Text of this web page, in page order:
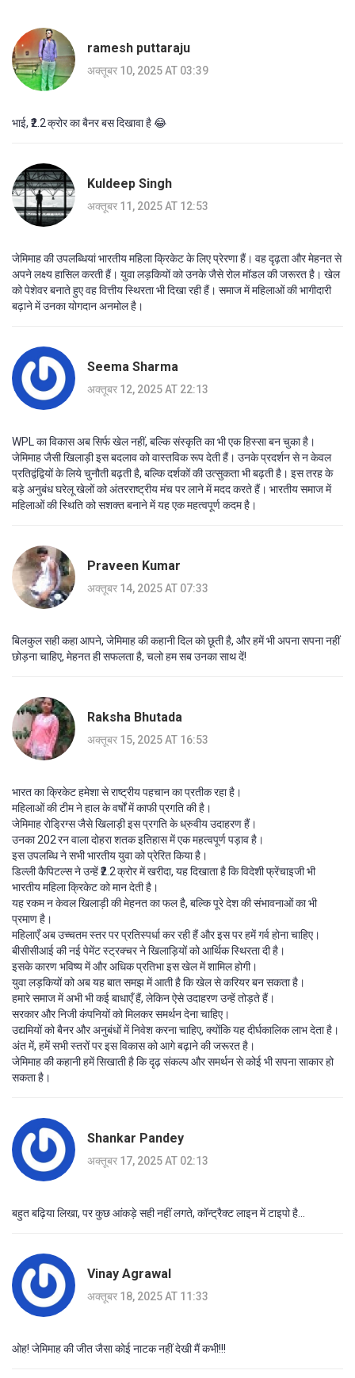
ramesh puttaraju
अक्तूबर 10, 2025 AT 03:39
भाई, ₹2.2 क्रोर का बैनर बस दिखावा है 😂
Kuldeep Singh
अक्तूबर 11, 2025 AT 12:53
जेमिमाह की उपलब्धियां भारतीय महिला क्रिकेट के लिए प्रेरणा हैं। वह दृढ़ता और मेहनत से
अपने लक्ष्य हासिल करती हैं। युवा लड़कियों को उनके जैसे रोल मॉडल की जरूरत है। खेल
को पेशेवर बनाते हुए वह वित्तीय स्थिरता भी दिखा रही हैं। समाज में महिलाओं की भागीदारी
बढ़ाने में उनका योगदान अनमोल है।
Seema Sharma
अक्तूबर 12, 2025 AT 22:13
WPL का विकास अब सिर्फ खेल नहीं, बल्कि संस्कृति का भी एक हिस्सा बन चुका है।
जेमिमाह जैसी खिलाड़ी इस बदलाव को वास्तविक रूप देती हैं। उनके प्रदर्शन से न केवल
प्रतिद्वंद्वियों के लिये चुनौती बढ़ती है, बल्कि दर्शकों की उत्सुकता भी बढ़ती है। इस तरह के
बड़े अनुबंध घरेलू खेलों को अंतरराष्ट्रीय मंच पर लाने में मदद करते हैं। भारतीय समाज में
महिलाओं की स्थिति को सशक्त बनाने में यह एक महत्वपूर्ण कदम है।
Praveen Kumar
अक्तूबर 14, 2025 AT 07:33
बिलकुल सही कहा आपने, जेमिमाह की कहानी दिल को छूती है, और हमें भी अपना सपना नहीं
छोड़ना चाहिए, मेहनत ही सफलता है, चलो हम सब उनका साथ दें!
Raksha Bhutada
अक्तूबर 15, 2025 AT 16:53
भारत का क्रिकेट हमेशा से राष्ट्रीय पहचान का प्रतीक रहा है।
महिलाओं की टीम ने हाल के वर्षों में काफी प्रगति की है।
जेमिमाह रोड्रिग्स जैसे खिलाड़ी इस प्रगति के ध्रुवीय उदाहरण हैं।
उनका 202 रन वाला दोहरा शतक इतिहास में एक महत्वपूर्ण पड़ाव है।
इस उपलब्धि ने सभी भारतीय युवा को प्रेरित किया है।
डिल्ली कैपिटल्स ने उन्हें ₹2.2 क्रोर में खरीदा, यह दिखाता है कि विदेशी फ्रेंचाइजी भी
भारतीय महिला क्रिकेट को मान देती है।
यह रकम न केवल खिलाड़ी की मेहनत का फल है, बल्कि पूरे देश की संभावनाओं का भी
प्रमाण है।
महिलाएँ अब उच्चतम स्तर पर प्रतिस्पर्धा कर रही हैं और इस पर हमें गर्व होना चाहिए।
बीसीसीआई की नई पेमेंट स्ट्रक्चर ने खिलाड़ियों को आर्थिक स्थिरता दी है।
इसके कारण भविष्य में और अधिक प्रतिभा इस खेल में शामिल होगी।
युवा लड़कियों को अब यह बात समझ में आती है कि खेल से करियर बन सकता है।
हमारे समाज में अभी भी कई बाधाएँ हैं, लेकिन ऐसे उदाहरण उन्हें तोड़ते हैं।
सरकार और निजी कंपनियों को मिलकर समर्थन देना चाहिए।
उद्यमियों को बैनर और अनुबंधों में निवेश करना चाहिए, क्योंकि यह दीर्घकालिक लाभ देता है।
अंत में, हमें सभी स्तरों पर इस विकास को आगे बढ़ाने की जरूरत है।
जेमिमाह की कहानी हमें सिखाती है कि दृढ़ संकल्प और समर्थन से कोई भी सपना साकार हो
सकता है।
Shankar Pandey
अक्तूबर 17, 2025 AT 02:13
बहुत बढ़िया लिखा, पर कुछ आंकड़े सही नहीं लगते, कॉन्ट्रैक्ट लाइन में टाइपो है...
Vinay Agrawal
अक्तूबर 18, 2025 AT 11:33
ओह! जेमिमाह की जीत जैसा कोई नाटक नहीं देखी मैं कभी!!!